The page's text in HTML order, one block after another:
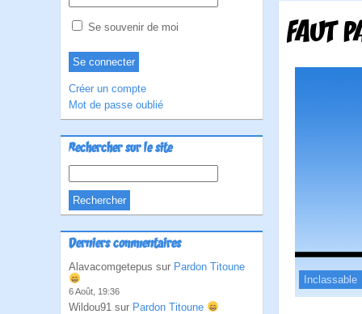
Se souvenir de moi
Créer un compte
Mot de passe oublié
Rechercher sur le site
Derniers commentaires
Alavacomgetepus sur Pardon Titoune
6 Août, 19:36
Wildou91 sur Pardon Titoune
FAUT
Inclassable